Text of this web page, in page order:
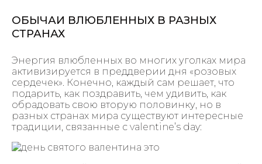
ОБЫЧАИ ВЛЮБЛЕННЫХ В РАЗНЫХ
СТРАНАХ
Энергия влюбленных во многих уголках мира
активизируется в преддверии дня «розовых
сердечек». Конечно, каждый сам решает, что
подарить, как поздравить, чем удивить, как
обрадовать свою вторую половинку, но в
разных странах мира существуют интересные
традиции, связанные с valentine’s day: